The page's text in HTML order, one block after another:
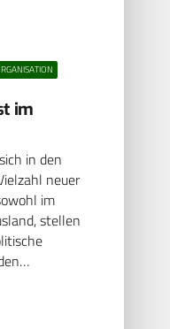
im
in den
neuer
im
stellen